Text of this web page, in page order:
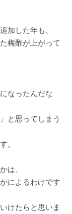
加した年も、
梅酢が上がって
なったんだな
と思ってしまう
。
は、
によるわけです
けたらと思いま